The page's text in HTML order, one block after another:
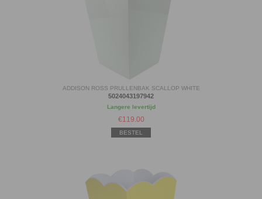
ADDISON ROSS PRULLENBAK SCALLOP WHITE
5024043197942
Langere levertijd
€119.00
BESTEL